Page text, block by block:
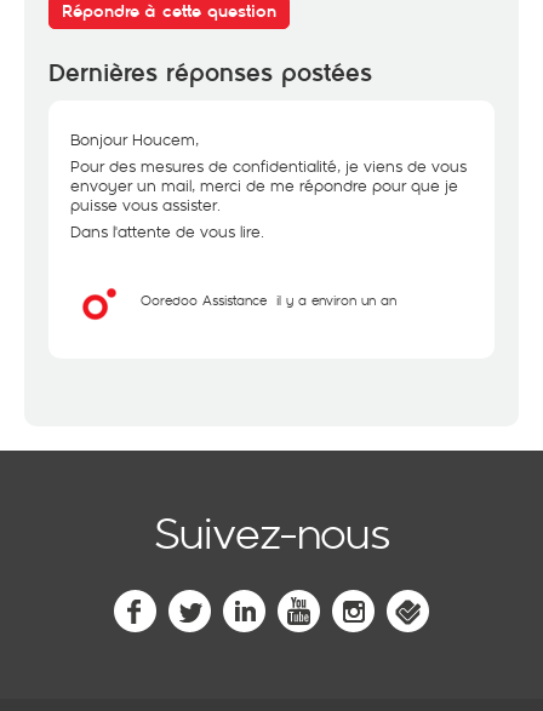
Répondre à cette question
Dernières réponses postées
Bonjour Houcem,
Pour des mesures de confidentialité, je viens de vous
envoyer un mail, merci de me répondre pour que je
puisse vous assister.
Dans l'attente de vous lire.
Ooredoo Assistance il y a environ un an
Suivez-nous